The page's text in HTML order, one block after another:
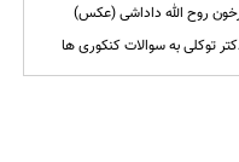
روح الله داداشی (عکس)
توکلی به سوالات کنکوری ها